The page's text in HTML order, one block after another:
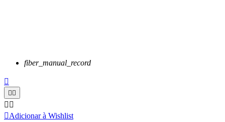
fiber_manual_record

 
 
Adicionar à Wishlist